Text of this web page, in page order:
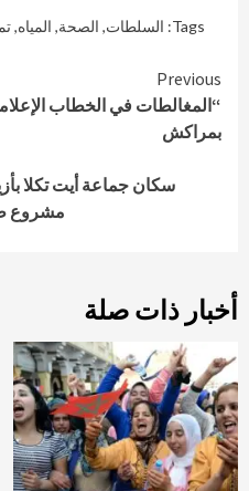
Tags: السلطات, الصحة, المياه,
Continue
Reading
Previous
“المغالطات في الخطاب
بمراكش
سكان جماعة أيت تكلا
مشروع
أخبار ذات صلة